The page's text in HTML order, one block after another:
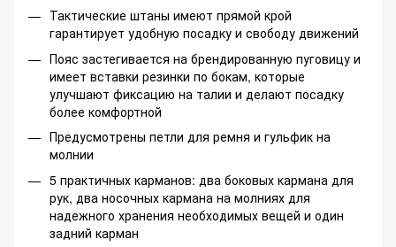
Тактические штаны имеют прямой крой
гарантирует удобную посадку и свободу движений
Пояс застегивается на брендированную пуговицу и
имеет вставки резинки по бокам, которые
улучшают фиксацию на талии и делают посадку
более комфортной
Предусмотрены петли для ремня и гульфик на
молнии
5 практичных карманов: два боковых кармана для
рук, два носочных кармана на молниях для
надежного хранения необходимых вещей и один
задний карман